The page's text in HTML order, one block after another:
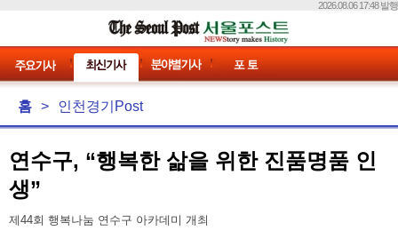
2026.08.06 17:48 발행
홈 > 인천경기Post
연수구, “행복한 삶을 위한 진품명품 인
생”
제44회 행복나눔 연수구 아카데미 개최